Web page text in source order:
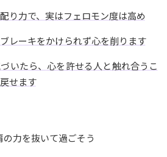
り力で、実はフェロモン度は高め
レーキをかけられず心を削ります
いたら、心を許せる人と触れ合うこ
せます
力を抜いて過ごそう